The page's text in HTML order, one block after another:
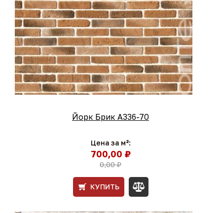
Йорк Брик А336-70
Цена за м²:
700,00 ₽
0,00 ₽
КУПИТЬ